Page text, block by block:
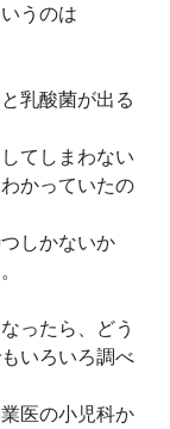
うのは
乳酸菌が出る
てしまわない
かっていたの
しかないか
ったら、どう
いろいろ調べ
医の小児科か